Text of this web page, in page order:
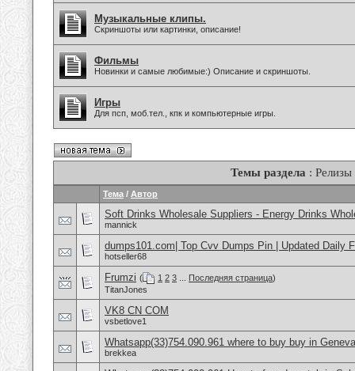
Музыкальные клипы.
Скриншоты или картинки, описание!
Фильмы
Новинки и самые любимые:) Описание и скриншоты.
Игры
Для псп, моб.тел., кпк и компьютерные игры.
Темы раздела : Релизы
Тема / Автор
Soft Drinks Wholesale Suppliers - Energy Drinks
mannick
dumps101.com| Top Cvv Dumps Pin | Updated Daily
hotseller68
Frumzi ( 1 2 3 Последняя страница)
TitanJones
VK8 CN COM
vsbetlove1
Whatsapp(33)754.090.961 where to buy buy in
brekkea